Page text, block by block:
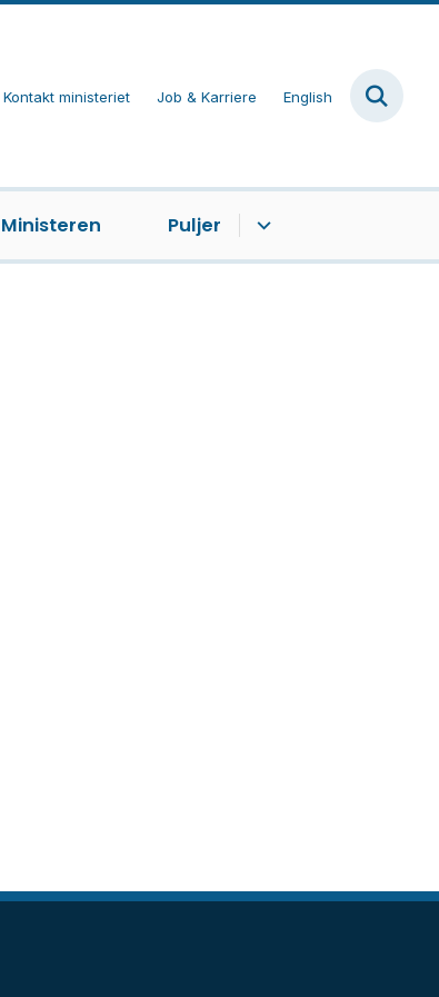
Kontakt ministeriet Job & Karriere English
Ministeren Puljer